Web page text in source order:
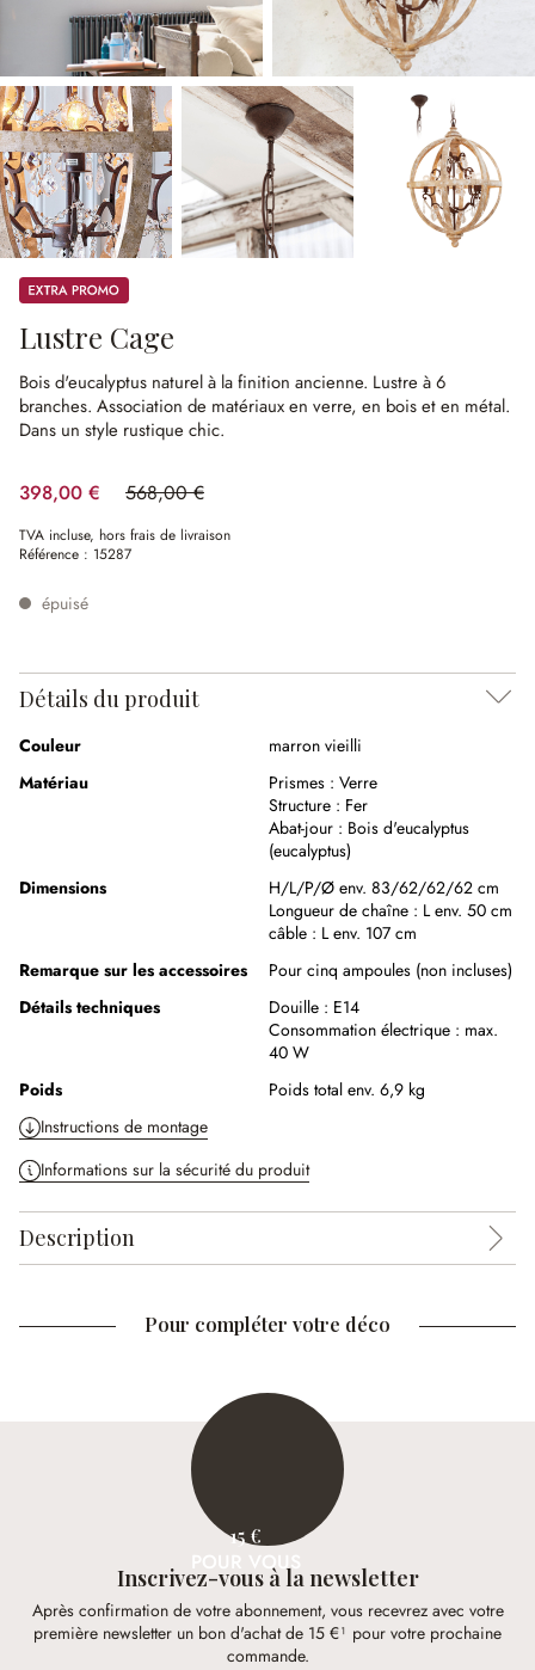
Promos
Lustre Cage
Bois d'eucalyptus naturel à la finition ancienne. Lustre à 6
branches. Association de matériaux en verre, en bois et en métal.
Dans un style rustique chic.
398,00 € 568,00 €
(29.93%spared)
TVA incluse, hors frais de livraison
Référence : 15287
épuisé
Détails du produit
Couleur
marron vieilli
Matériau
Prismes : Verre
Structure : Fer
Abat-jour : Bois d'eucalyptus
(eucalyptus)
Dimensions
H/L/P/Ø env. 83/62/62/62 cm
Longueur de chaîne : L env. 50 cm
câble : L env. 107 cm
Remarque sur les accessoires
Pour cinq ampoules (non incluses)
Détails techniques
Douille : E14
Consommation électrique : max.
40 W
Poids
Poids total env. 6,9 kg
Instructions de montage
Informations sur la sécurité du produit
Description
Pour compléter votre déco
15 €
POUR VOUS
Inscrivez-vous à la newsletter
Après confirmation de votre abonnement, vous recevrez avec votre
première newsletter un bon d'achat de 15 €¹ pour votre prochaine
commande.